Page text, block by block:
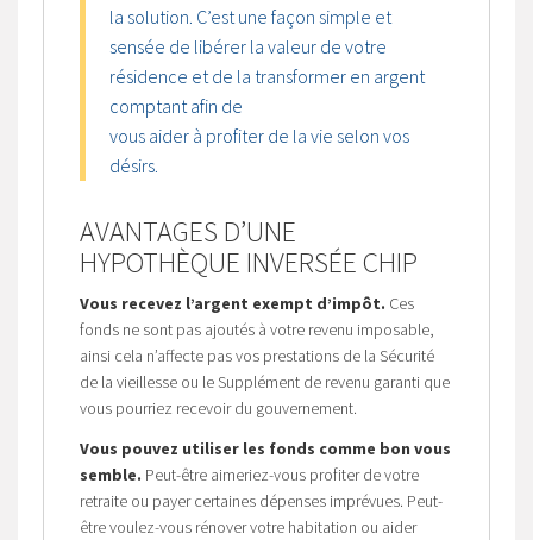
la solution. C’est une façon simple et
sensée de libérer la valeur de votre
résidence et de la transformer en argent
comptant afin de
vous aider à profiter de la vie selon vos
désirs.
AVANTAGES D’UNE
HYPOTHÈQUE INVERSÉE CHIP
Vous recevez l’argent exempt d’impôt. Ces
fonds ne sont pas ajoutés à votre revenu imposable,
ainsi cela n’affecte pas vos prestations de la Sécurité
de la vieillesse ou le Supplément de revenu garanti que
vous pourriez recevoir du gouvernement.
Vous pouvez utiliser les fonds comme bon vous
semble. Peut-être aimeriez-vous profiter de votre
retraite ou payer certaines dépenses imprévues. Peut-
être voulez-vous rénover votre habitation ou aider